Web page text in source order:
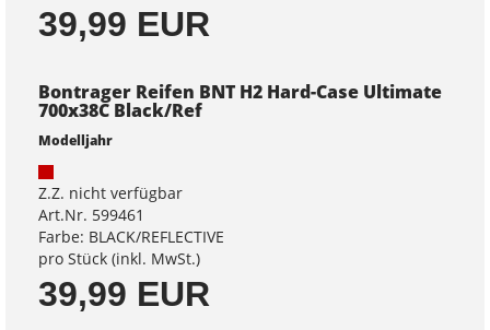
39,99 EUR
Bontrager Reifen BNT H2 Hard-Case Ultimate
700x38C Black/Ref
Modelljahr
Z.Z. nicht verfügbar
Art.Nr. 599461
Farbe: BLACK/REFLECTIVE
pro Stück (inkl. MwSt.)
39,99 EUR